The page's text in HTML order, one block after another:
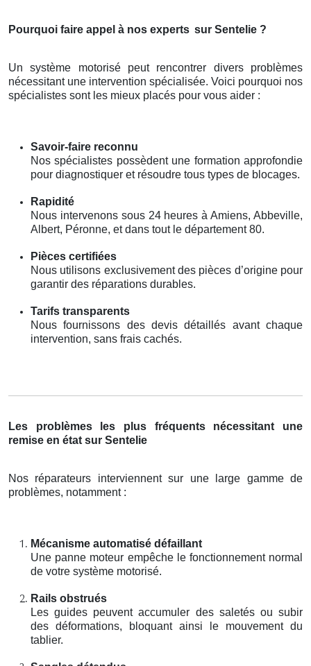
Pourquoi faire appel à nos experts sur Sentelie ?
Un système motorisé peut rencontrer divers problèmes
nécessitant une intervention spécialisée. Voici pourquoi nos
spécialistes sont les mieux placés pour vous aider :
Savoir-faire reconnu
Nos spécialistes possèdent une formation approfondie
pour diagnostiquer et résoudre tous types de blocages.
Rapidité
Nous intervenons sous 24 heures à Amiens, Abbeville,
Albert, Péronne, et dans tout le département 80.
Pièces certifiées
Nous utilisons exclusivement des pièces d’origine pour
garantir des réparations durables.
Tarifs transparents
Nous fournissons des devis détaillés avant chaque
intervention, sans frais cachés.
Les problèmes les plus fréquents nécessitant une
remise en état sur Sentelie
Nos réparateurs interviennent sur une large gamme de
problèmes, notamment :
Mécanisme automatisé défaillant
Une panne moteur empêche le fonctionnement normal
de votre système motorisé.
Rails obstrués
Les guides peuvent accumuler des saletés ou subir
des déformations, bloquant ainsi le mouvement du
tablier.